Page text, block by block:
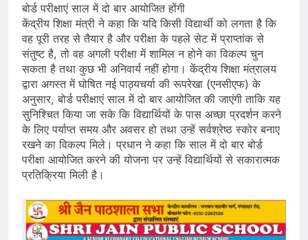
बोर्ड परीक्षाएं साल में दो बार आयोजित होंगी
केंद्रीय शिक्षा मंत्री ने कहा कि यदि किसी विद्यार्थी को लगता है कि
वह पूरी तरह से तैयार है और परीक्षा के पहले सेट में प्राप्तांक से
संतुष्ट है, तो वह अगली परीक्षा में शामिल न होने का विकल्प चुन
सकता है तथा कुछ भी अनिवार्य नहीं होगा। केंद्रीय शिक्षा मंत्रालय
द्वारा अगस्त में घोषित नई पाठ्यचर्या की रूपरेखा (एनसीएफ) के
अनुसार, बोर्ड परीक्षाएं साल में दो बार आयोजित की जाएंगी ताकि यह
सुनिश्चित किया जा सके कि विद्यार्थियों के पास अच्छा प्रदर्शन करने
के लिए पर्याप्त समय और अवसर हो तथा उन्हें सर्वश्रेष्ठ स्कोर बनाए
रखने का विकल्प मिले। प्रधान ने कहा कि साल में दो बार बोर्ड
परीक्षा आयोजित करने की योजना पर उन्हें विद्यार्थियों से सकारात्मक
प्रतिक्रिया मिली है।